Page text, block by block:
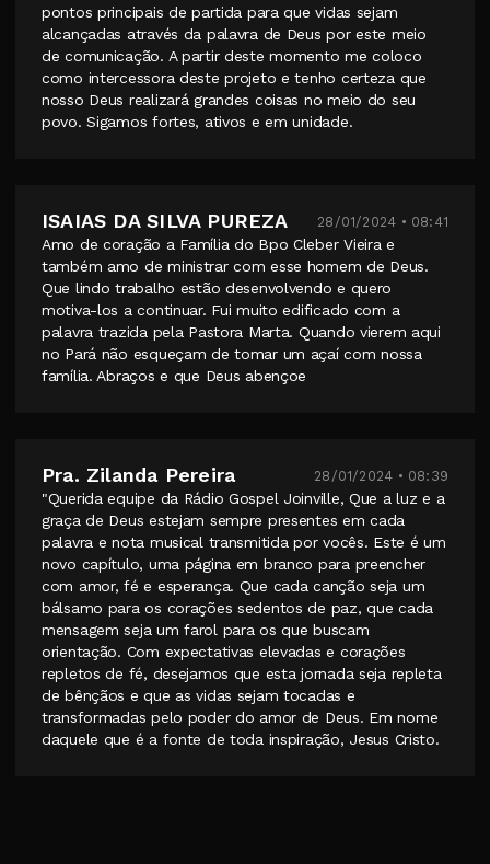
pontos principais de partida para que vidas sejam
alcançadas através da palavra de Deus por este meio
de comunicação. A partir deste momento me coloco
como intercessora deste projeto e tenho certeza que
nosso Deus realizará grandes coisas no meio do seu
povo. Sigamos fortes, ativos e em unidade.
ISAIAS DA SILVA PUREZA 28/01/2024 • 08:41
Amo de coração a Família do Bpo Cleber Vieira e
também amo de ministrar com esse homem de Deus.
Que lindo trabalho estão desenvolvendo e quero
motiva-los a continuar. Fui muito edificado com a
palavra trazida pela Pastora Marta. Quando vierem aqui
no Pará não esqueçam de tomar um açaí com nossa
família. Abraços e que Deus abençoe
Pra. Zilanda Pereira 28/01/2024 • 08:39
"Querida equipe da Rádio Gospel Joinville, Que a luz e a
graça de Deus estejam sempre presentes em cada
palavra e nota musical transmitida por vocês. Este é um
novo capítulo, uma página em branco para preencher
com amor, fé e esperança. Que cada canção seja um
bálsamo para os corações sedentos de paz, que cada
mensagem seja um farol para os que buscam
orientação. Com expectativas elevadas e corações
repletos de fé, desejamos que esta jornada seja repleta
de bênçãos e que as vidas sejam tocadas e
transformadas pelo poder do amor de Deus. Em nome
daquele que é a fonte de toda inspiração, Jesus Cristo.